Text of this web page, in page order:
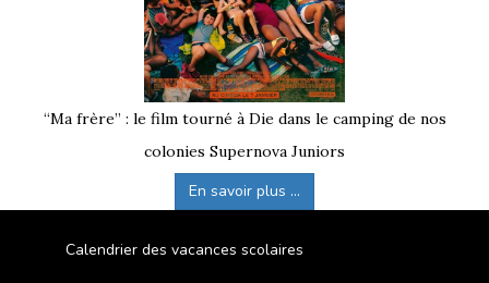
“Ma frère” : le film tourné à Die dans le camping de nos
colonies Supernova Juniors
En savoir plus ...
Calendrier des vacances scolaires